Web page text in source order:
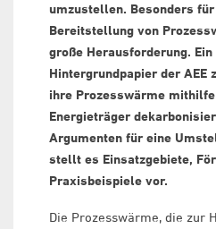
umzustellen. Besonders
Bereitstellung von
große Herausforderung. Ein
Hintergrundpapier der AEE
ihre Prozesswärme
Energieträger
Argumenten für eine
stellt es Einsatzgebiete,
Praxisbeispiele vor.
Die Prozesswärme, die zur